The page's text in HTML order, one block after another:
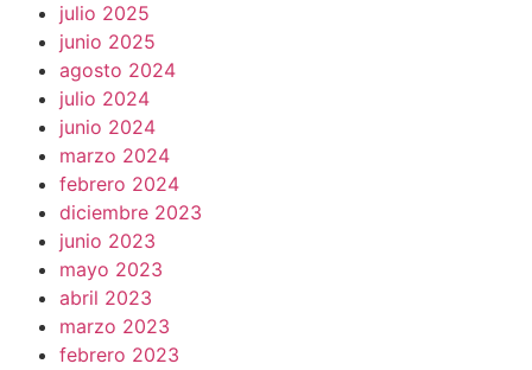
julio 2025
junio 2025
agosto 2024
julio 2024
junio 2024
marzo 2024
febrero 2024
diciembre 2023
junio 2023
mayo 2023
abril 2023
marzo 2023
febrero 2023